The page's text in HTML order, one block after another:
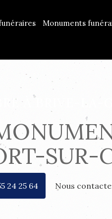
Monuments
À BRIVE-LA-
SUR-
24 25 64 Nous